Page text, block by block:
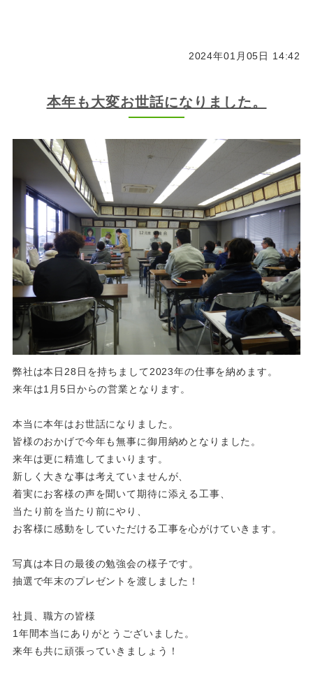
2024年01月05日 14:42
本年も大変お世話になりました。
弊社は本日28日を持ちまして2023年の仕事を納めます。
来年は1月5日からの営業となります。
本当に本年はお世話になりました。
皆様のおかげで今年も無事に御用納めとなりました。
来年は更に精進してまいります。
新しく大きな事は考えていませんが、
着実にお客様の声を聞いて期待に添える工事、
当たり前を当たり前にやり、
お客様に感動をしていただける工事を心がけていきます。
写真は本日の最後の勉強会の様子です。
抽選で年末のプレゼントを渡しました！
社員、職方の皆様
1年間本当にありがとうございました。
来年も共に頑張っていきましょう！